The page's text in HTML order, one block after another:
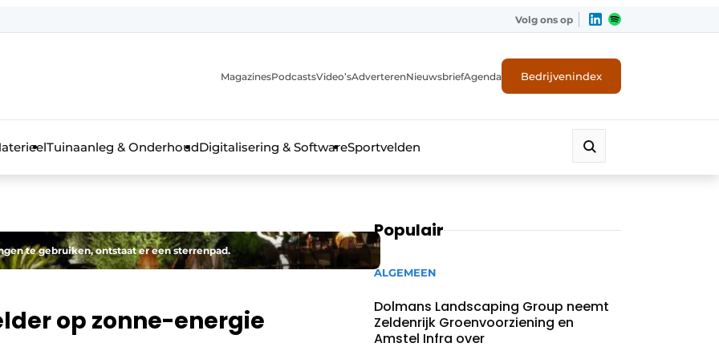
Volg ons op
MagazinesPodcastsVideo’sAdverterenNieuwsbriefAgenda Bedrijvenindex
Tuinaanleg & OnderhoudDigitalisering & SoftwareSportvelden
te gebruiken, ontstaat er een sterrenpad.
op zonne-energie
Populair
ALGEMEEN
Dolmans Landscaping Group neemt
Zeldenrijk Groenvoorziening en
Amstel Infra over